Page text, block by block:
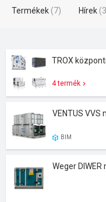
Termékek (7) Hírek
TROX
4 termék
VENTUS
BIM
Weger